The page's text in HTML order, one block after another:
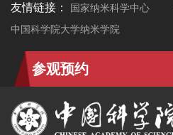
友情链接： 国家纳米科学中心
中国科学院大学纳米学院
参观预约